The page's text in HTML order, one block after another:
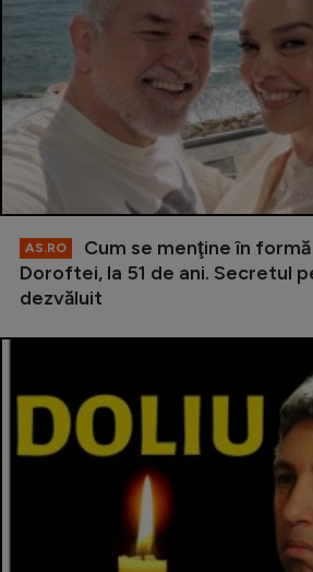
AS.RO
Cum se menţine în
Doroftei, la 51 de ani. Secretul
dezvăluit